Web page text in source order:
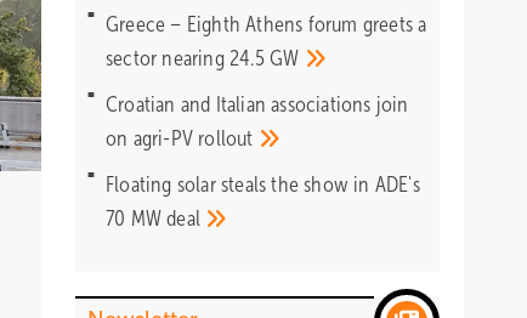
Greece – Eighth Athens forum greets a
sector nearing 24.5 GW
Croatian and Italian associations join
on agri-PV rollout
Floating solar steals the show in ADE's
70 MWdeal